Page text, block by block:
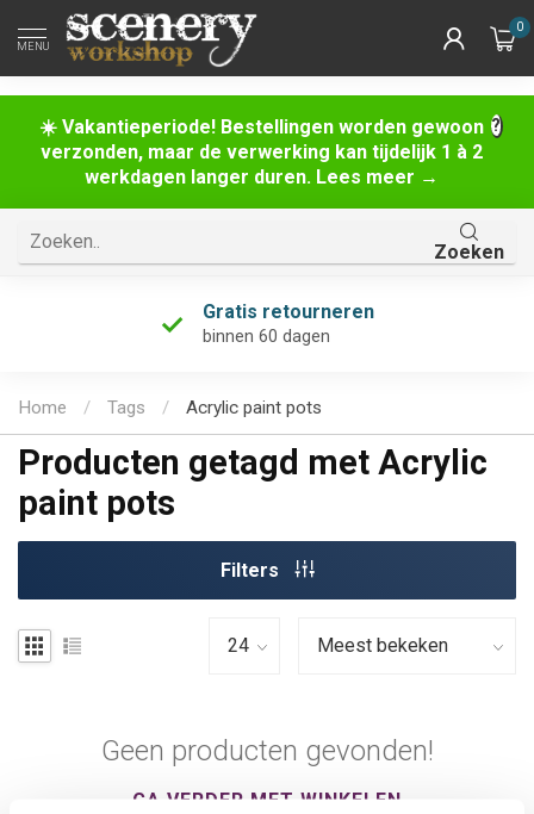
☀️ Vakantieperiode! Bestellingen worden gewoon
verzonden, maar de verwerking kan tijdelijk 1 à 2
werkdagen langer duren. Lees meer →
MENU
0
Zoeken
Gratis retourneren
binnen 60 dagen
Home / Tags / Acrylic paint pots
Producten getagd met Acrylic
paint pots
Filters
Geen producten gevonden!
GA VERDER MET WINKELEN